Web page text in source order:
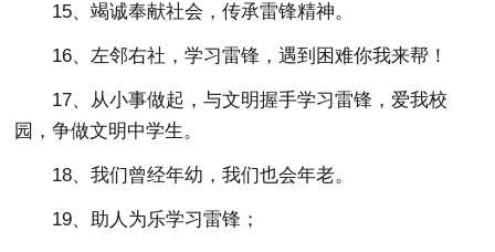
15、竭诚奉献社会，传承雷锋精神。
16、左邻右社，学习雷锋，遇到困难你我来帮！
17、从小事做起，与文明握手学习雷锋，爱我校
园，争做文明中学生。
18、我们曾经年幼，我们也会年老。
19、助人为乐学习雷锋；